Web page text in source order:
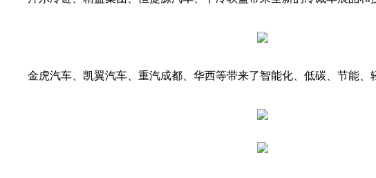
金虎汽车、凯翼汽车、重汽成都、华西等带来了智能化、低碳、节能、